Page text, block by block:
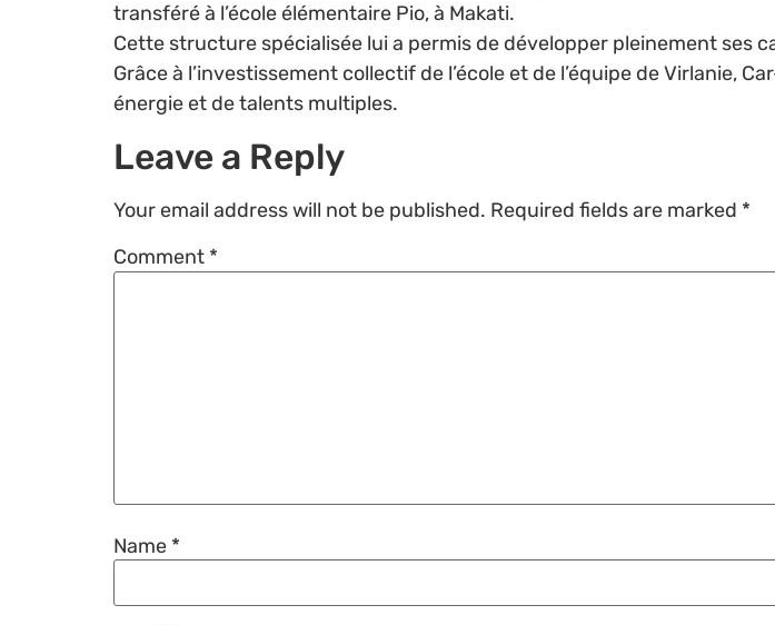
transféré à l’école élémentaire Pio, à Makati.
Cette structure spécialisée lui a permis de développer pleinement ses
Grâce à l’investissement collectif de l’école et de l’équipe de Virlanie,
énergie et de talents multiples.
Leave a Reply
Your email address will not be published. Required fields are marked *
Comment *
Name *